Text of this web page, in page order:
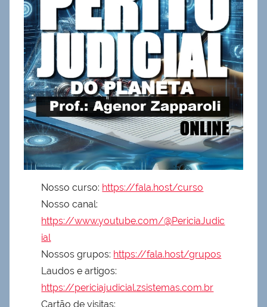
Nosso curso: https://fala.host/curso
Nosso canal:
https://www.youtube.com/@PericiaJudic
ial
Nossos grupos: https://fala.host/grupos
Laudos e artigos:
https://periciajudicial.zsistemas.com.br
Cartão de visitas: